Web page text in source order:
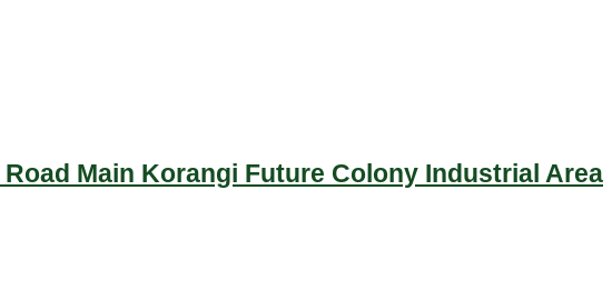
Main Korangi Future Colony Industrial Area